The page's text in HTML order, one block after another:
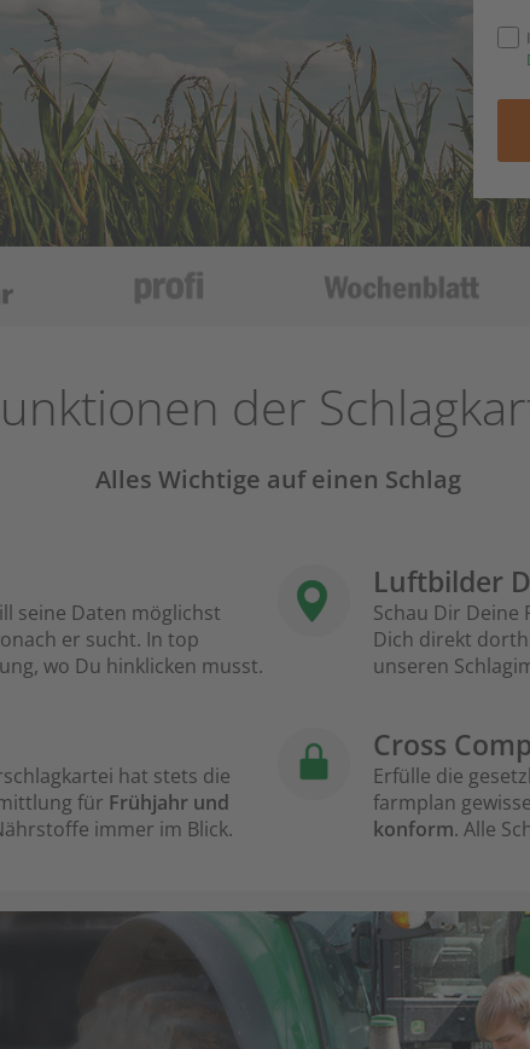
der
Alles Wichtige auf einen Schlag
seine Daten möglichst
er sucht. In top
wo Du hinklicken musst.
Luftbilder
Schau Dir Deine
Dich direkt
unseren
hat stets die
für Frühjahr und
immer im Blick.
Cross
Erfülle die
farmplan
konform. Alle